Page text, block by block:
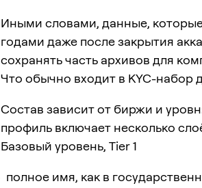
Иными словами, данные, которые
годами даже после закрытия
сохранять часть архивов для
Что обычно входит в KYC-набор
Состав зависит от биржи и
профиль включает несколько
Базовый уровень, Tier 1
полное имя, как в